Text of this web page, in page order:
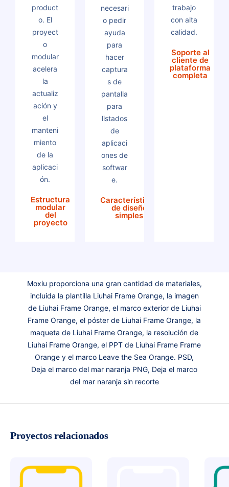
product
o. El
proyect
o
modular
acelera
la
actualiz
ación y
el
manteni
miento
de la
aplicaci
ón.
Estructura
modular
del
proyecto
necesari
o pedir
ayuda
para
hacer
captura
s de
pantalla
para
listados
de
aplicaci
ones de
softwar
e.
Características
de diseño
simples
trabajo
con alta
calidad.
Soporte al
cliente de
plataforma
completa
Moxiu proporciona una gran cantidad de materiales,
incluida la plantilla Liuhai Frame Orange, la imagen
de Liuhai Frame Orange, el marco exterior de Liuhai
Frame Orange, el póster de Liuhai Frame Orange, la
maqueta de Liuhai Frame Orange, la resolución de
Liuhai Frame Orange, el PPT de Liuhai Frame Frame
Orange y el marco Leave the Sea Orange. PSD,
Deja el marco del mar naranja PNG, Deja el marco
del mar naranja sin recorte
Proyectos relacionados